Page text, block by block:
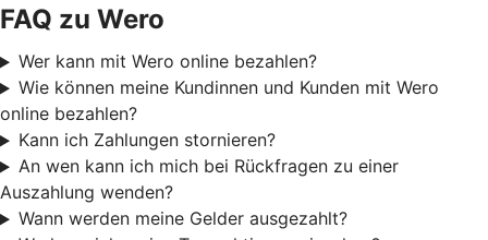
FAQ zu Wero
Wer kann mit Wero online bezahlen?
Wie können meine Kundinnen und Kunden mit Wero
online bezahlen?
Kann ich Zahlungen stornieren?
An wen kann ich mich bei Rückfragen zu einer
Auszahlung wenden?
Wann werden meine Gelder ausgezahlt?